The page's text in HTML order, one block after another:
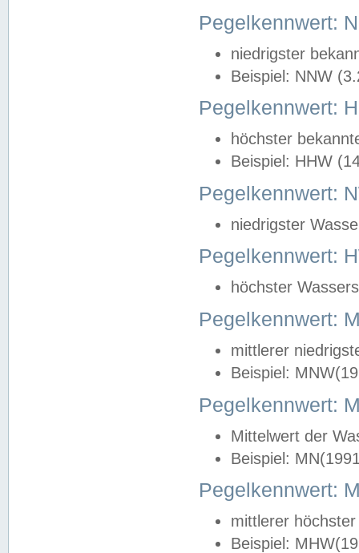
Pegelkennwert:
niedrigster
Beispiel: NNW
Pegelkennwert:
höchster
Beispiel: HHW
Pegelkennwert:
niedrigster
Pegelkennwert:
höchster
Pegelkennwert:
mittlerer
Beispiel:
Pegelkennwert:
Mittelwert der
Beispiel:
Pegelkennwert:
mittlerer
Beispiel: